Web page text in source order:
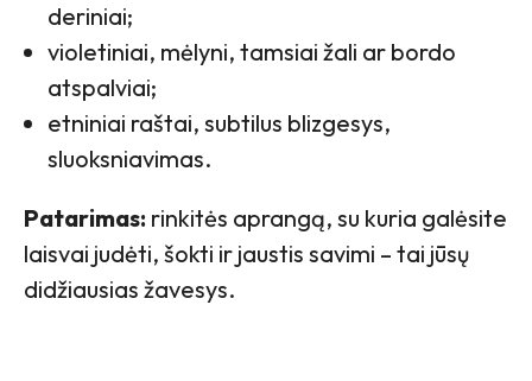
deriniai;
violetiniai, mėlyni, tamsiai žali ar bordo
atspalviai;
etniniai raštai, subtilus blizgesys,
sluoksniavimas.
Patarimas: rinkitės aprangą, su kuria galėsite
laisvai judėti, šokti ir jaustis savimi – tai jūsų
didžiausias žavesys.